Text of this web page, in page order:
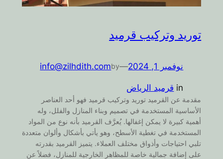
توريد وتركيب قرميد
نوفمبر 1, 2024 —
by
info@zilhdith.com
in قرميد الرياض
مقدمة عن القرميد توريد وتركيب قرميد فهو أحد العناصر
الأساسية المستخدمة في تصميم وبناء المنازل والفلل، وله
أهمية كبيرة لا يمكن إغفالها. يُعرَّف القرميد بأنه نوع من المواد
المستخدمة في تغطية الأسطح، وهو يأتي بأشكال وألوان متعددة
تلبي احتياجات وأذواق مختلف العملاء. يتميز القرميد بقدرته
على إضافة جمالية خاصة للمظاهر الخارجية للمنازل، فضلاً عن